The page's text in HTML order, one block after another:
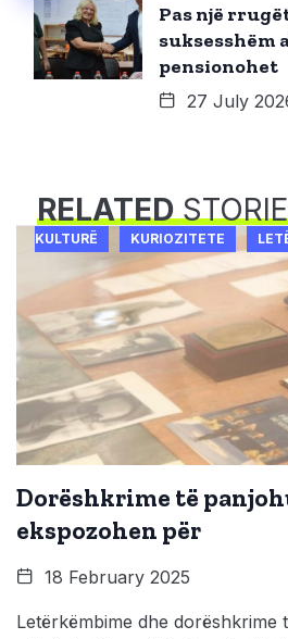
Pas një
suksesshëm
pensionohet
27 July
RELATED
KULTURË KURIOZITETE
Dorëshkrime të
ekspozohen për
18 February 2025
Letërkëmbime dhe dorëshkrime